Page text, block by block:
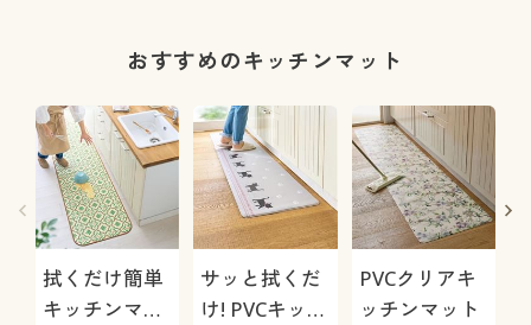
おすすめのキッチンマット
拭くだけ簡単
キッチンマッ
サッと拭くだ
け! PVCキッチ
PVCクリアキ
ッチンマット